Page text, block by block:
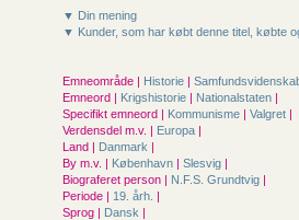
▼ Din mening
▼ Kunder, som har købt denne titel, købte
Emneområde | Historie |
Emneord | Krigshistorie | Nationalstaten |
Specifikt emneord | Kommunisme | Valgret |
Verdensdel m.v. | Europa |
Land | Danmark |
By m.v. | København | Slesvig |
Biograferet person | N.F.S. Grundtvig |
Periode | 19. årh. |
Sprog | Dansk |